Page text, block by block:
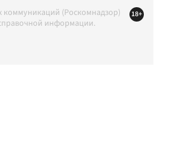
коммуникаций (Роскомнадзор)
информации.
18+